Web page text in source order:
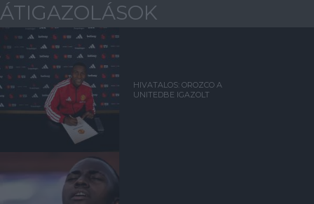
ÁTIGAZOLÁSOK
HIVATALOS: OROZCO A
UNITEDBE IGAZOLT